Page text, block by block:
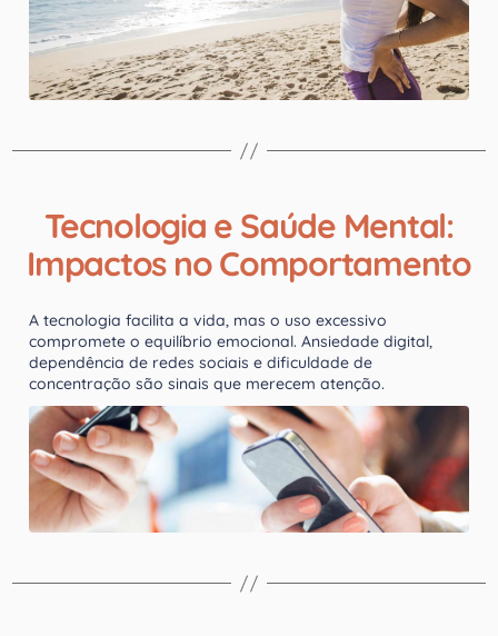
Tecnologia e Saúde Mental:
Impactos no Comportamento
A tecnologia facilita a vida, mas o uso excessivo
compromete o equilíbrio emocional. Ansiedade digital,
dependência de redes sociais e dificuldade de
concentração são sinais que merecem atenção.